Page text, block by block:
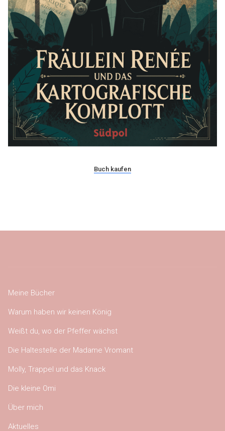
Buch kaufen
Meine Bücher
Warum haben wir keinen König
Weißt du, wo der Pfeffer wächst
Die Haltestelle der Madame Vromant
Molly, Trappel und das Knack
Die kleine Omi
Über mich
Aktuelles